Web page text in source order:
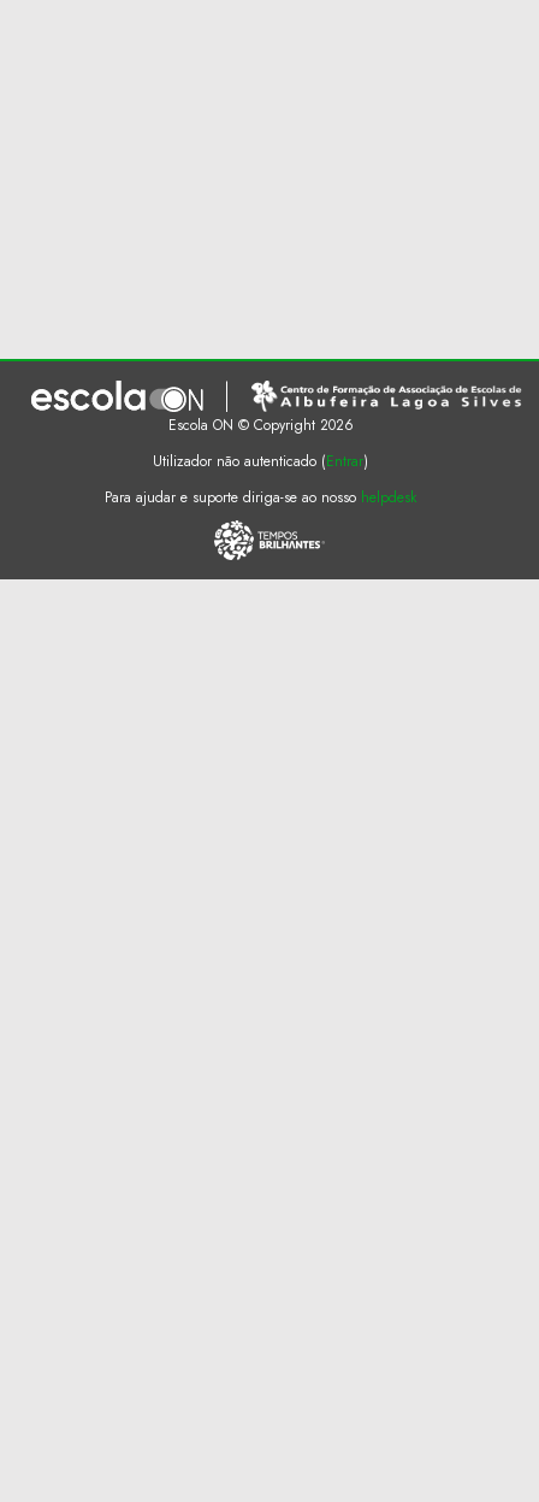
Escola ON © Copyright 2026
Utilizador não autenticado (Entrar)
Para ajudar e suporte diriga-se ao nosso helpdesk